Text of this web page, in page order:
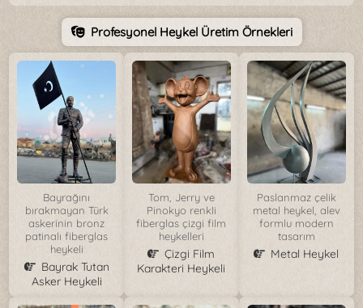
Profesyonel Heykel Üretim Örnekleri
Bayrağını
bırakmayan Türk
askerinin bronz
patinalı fiberglas
heykeli
Bayrak Tutan
Asker Heykeli
Tom, Jerry ve
Pinokyo renkli
fiberglas çizgi film
heykelleri
Çizgi Film
Karakteri Heykeli
Paslanmaz çelik
metal heykel, alev
formlu modern
tasarım
Metal Heykel